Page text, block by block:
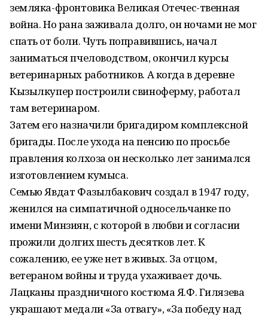
земляка-фронтовика Великая Отечес-твенная
война. Но рана заживала долго, он ночами не мог
спать от боли. Чуть поправившись, начал
заниматься пчеловодством, окончил курсы
ветеринарных работников. А когда в деревне
Кызылкупер построили свиноферму, работал
там ветеринаром.
Затем его назначили бригадиром комплексной
бригады. После ухода на пенсию по просьбе
правления колхоза он несколько лет занимался
изготовлением кумыса.
Семью Явдат Фазылбакович создал в 1947 году,
женился на симпатичной односельчанке по
имени Минзиян, с которой в любви и согласии
прожили долгих шесть десятков лет. К
сожалению, ее уже нет в живых. За отцом,
ветераном войны и труда ухаживает дочь.
Лацканы праздничного костюма Я.Ф. Гилязева
украшают медали «За отвагу», «За победу над